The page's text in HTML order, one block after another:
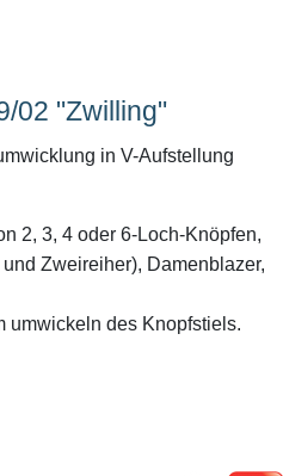
02 "Zwilling"
in V-Aufstellung
2, 3, 4 oder 6-Loch-Knöpfen,
Zweireiher), Damenblazer,
umwickeln des Knopfstiels.